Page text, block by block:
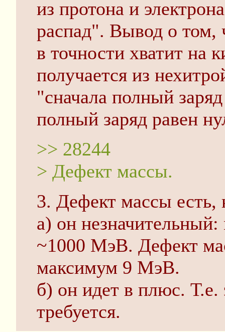
из протона и
распад". Вывод о том,
в точности хватит на
получается из
"сначала полный
полный заряд равен
>> 28244
> Дефект массы.
3. Дефект массы есть,
а) он незначительный:
~1000 МэВ. Дефект
максимум 9 МэВ.
б) он идет в плюс. Т.е.
требуется.